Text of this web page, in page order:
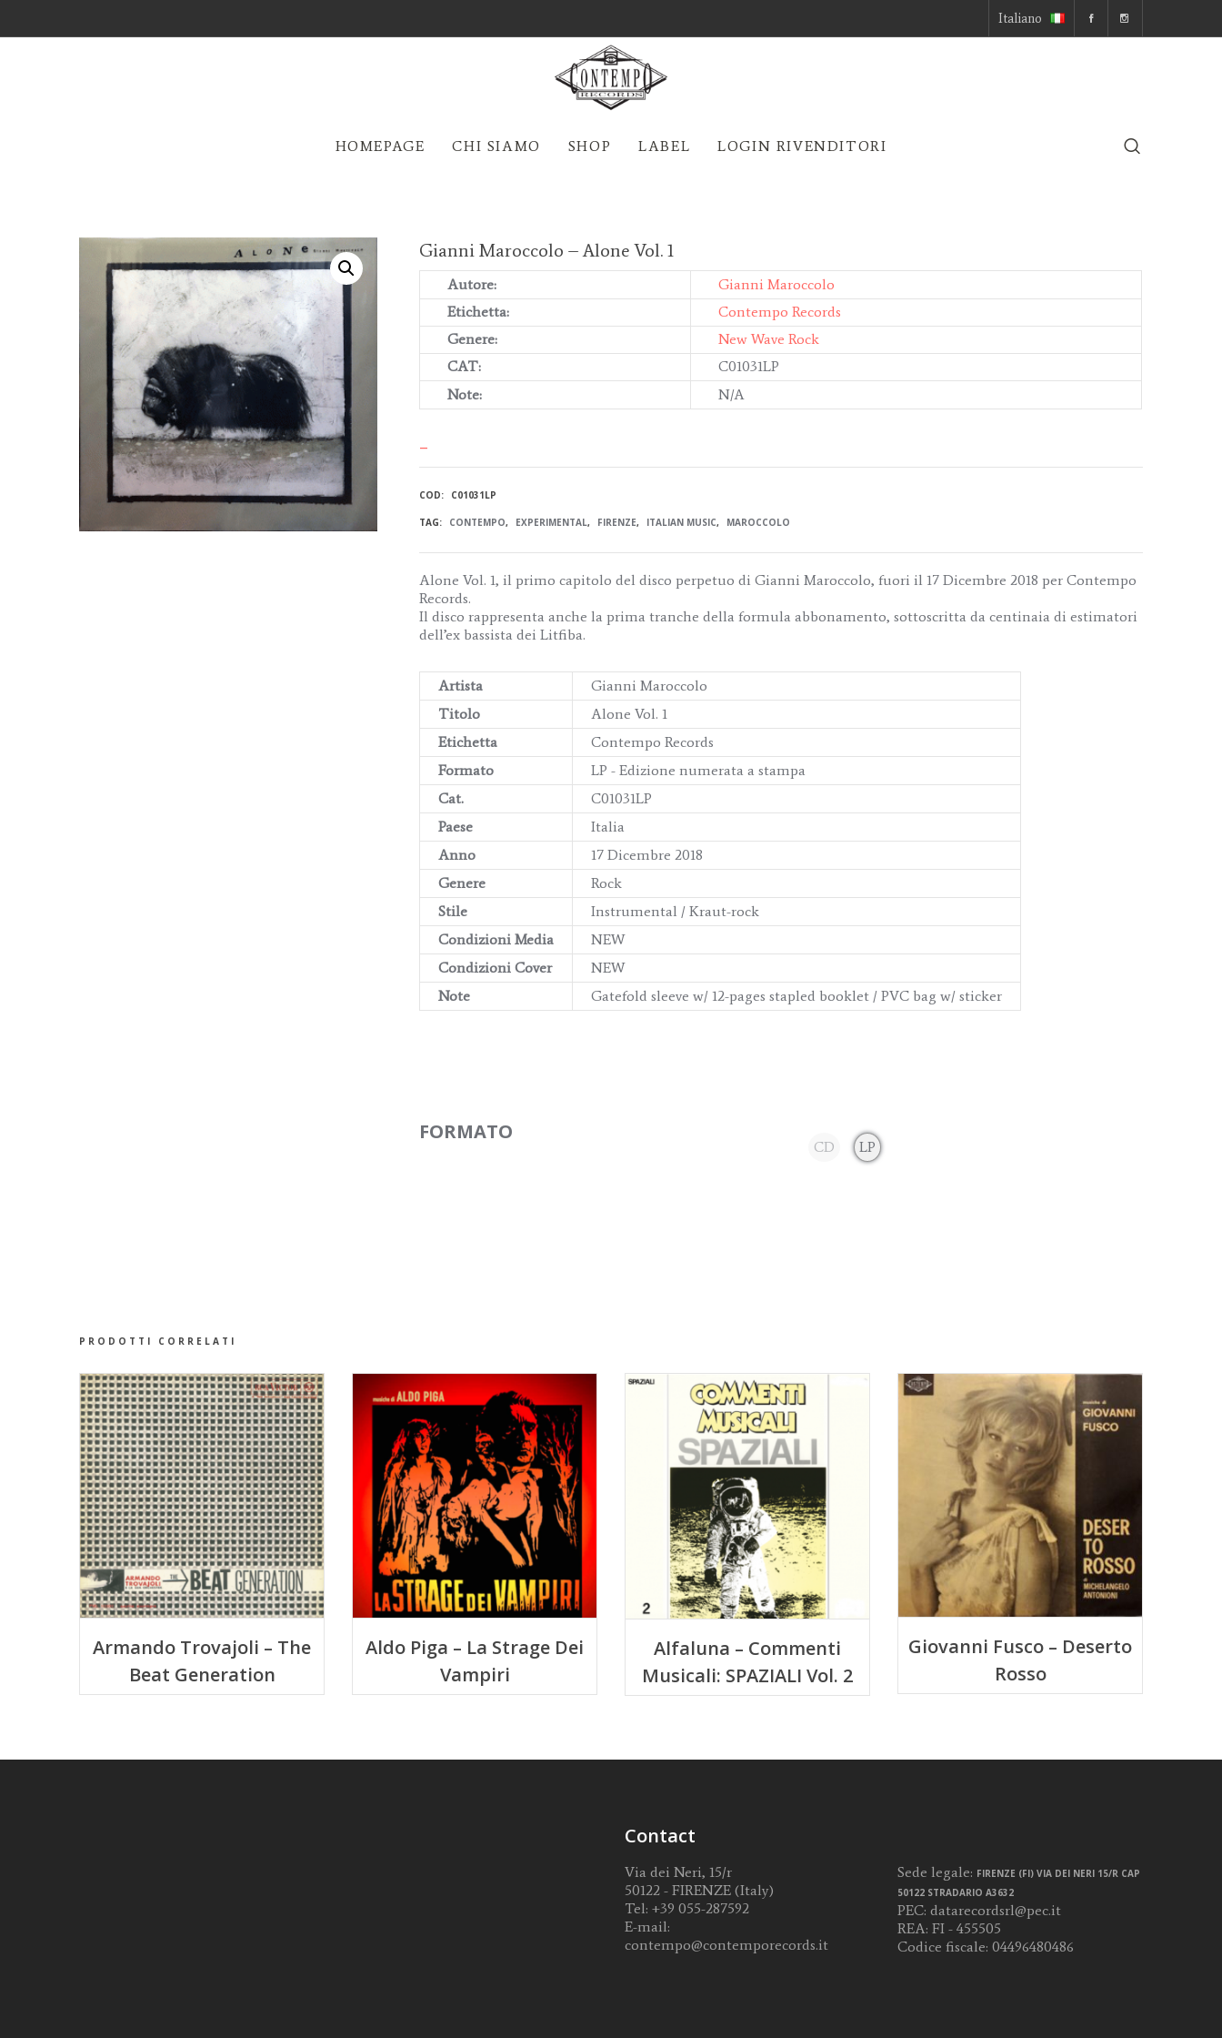
Italiano
HOMEPAGE CHI SIAMO SHOP LABEL LOGIN RIVENDITORI
Gianni Maroccolo – Alone Vol. 1
Autore:
Gianni Maroccolo
Etichetta:
Contempo Records
Genere:
New Wave Rock
CAT:
C01031LP
Note:
N/A
–
COD: C01031LP
TAG: CONTEMPO, EXPERIMENTAL, FIRENZE, ITALIAN MUSIC, MAROCCOLO
Alone Vol. 1, il primo capitolo del disco perpetuo di Gianni Maroccolo, fuori il 17 Dicembre 2018 per Contempo
Records.
Il disco rappresenta anche la prima tranche della formula abbonamento, sottoscritta da centinaia di estimatori
dell’ex bassista dei Litfiba.
Artista
Gianni Maroccolo
Titolo
Alone Vol. 1
Etichetta
Contempo Records
Formato
LP - Edizione numerata a stampa
Cat.
C01031LP
Paese
Italia
Anno
17 Dicembre 2018
Genere
Rock
Stile
Instrumental / Kraut-rock
Condizioni Media
NEW
Condizioni Cover
NEW
Note
Gatefold sleeve w/ 12-pages stapled booklet / PVC bag w/ sticker
FORMATO
CD LP
PRODOTTI CORRELATI
Armando Trovajoli – The
Beat Generation
Aldo Piga – La Strage Dei
Vampiri
Alfaluna – Commenti
Musicali: SPAZIALI Vol. 2
Giovanni Fusco – Deserto
Rosso
Contact
Via dei Neri, 15/r
50122 - FIRENZE (Italy)
Tel: +39 055-287592
E-mail:
contempo@contemporecords.it
Sede legale: FIRENZE (FI) VIA DEI NERI 15/R CAP
50122 STRADARIO A3632
PEC: datarecordsrl@pec.it
REA: FI - 455505
Codice fiscale: 04496480486